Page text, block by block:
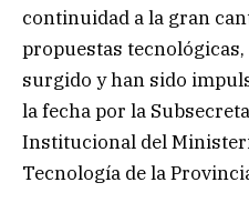
continuidad a la gran
propuestas
surgido y han sido
la fecha por la
Institucional del
Tecnología de la